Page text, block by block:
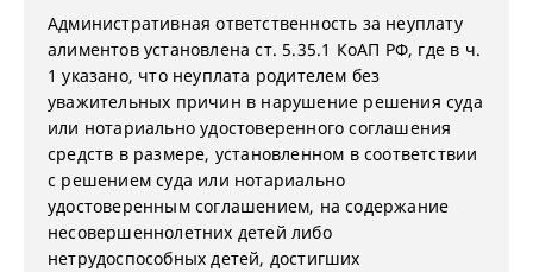
Административная ответственность за неуплату
алиментов установлена ст. 5.35.1 КоАП РФ, где в ч.
1 указано, что неуплата родителем без
уважительных причин в нарушение решения суда
или нотариально удостоверенного соглашения
средств в размере, установленном в соответствии
с решением суда или нотариально
удостоверенным соглашением, на содержание
несовершеннолетних детей либо
нетрудоспособных детей, достигших